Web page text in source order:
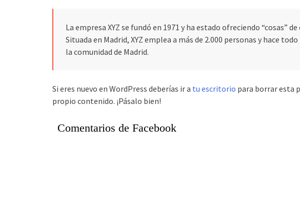
La empresa XYZ se fundó en 1971 y ha estado ofreciendo “cosas”
Situada en Madrid, XYZ emplea a más de 2.000 personas y hace
la comunidad de Madrid.
Si eres nuevo en WordPress deberías ir a tu escritorio para borrar esta
propio contenido. ¡Pásalo bien!
Comentarios de Facebook